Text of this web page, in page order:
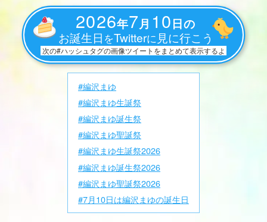
2026年7月 10日の
お誕生日 をTwitterに 見に行こう
次の#ハッシュタグの画像ツイートをまとめて表示するよ
#編沢まゆ
#編沢まゆ生誕祭
#編沢まゆ誕生祭
#編沢まゆ聖誕祭
#編沢まゆ生誕祭2026
#編沢まゆ誕生祭2026
#編沢まゆ聖誕祭2026
#7月10日は編沢まゆの誕生日